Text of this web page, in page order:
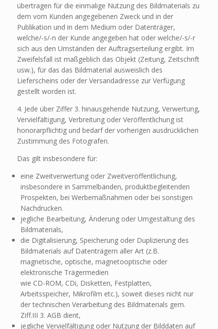
übertragen für die einmalige Nutzung des Bildmaterials zu
dem vom Kunden angegebenen Zweck und in der
Publikation und in dem Medium oder Datenträger,
welche/-s/-n der Kunde angegeben hat oder welche/-s/-r
sich aus den Umständen der Auftragserteilung ergibt. Im
Zweifelsfall ist maßgeblich das Objekt (Zeitung, Zeitschrift
usw.), für das das Bildmaterial ausweislich des
Lieferscheins oder der Versandadresse zur Verfügung
gestellt worden ist.
4. Jede über Ziffer 3. hinausgehende Nutzung, Verwertung,
Vervielfältigung, Verbreitung oder Veröffentlichung ist
honorarpflichtig und bedarf der vorherigen ausdrücklichen
Zustimmung des Fotografen.
Das gilt insbesondere für:
eine Zweitverwertung oder Zweitveröffentlichung,
insbesondere in Sammelbänden, produktbegleitenden
Prospekten, bei Werbemaßnahmen oder bei sonstigen
Nachdrucken.
jegliche Bearbeitung, Änderung oder Umgestaltung des
Bildmaterials,
die Digitalisierung, Speicherung oder Duplizierung des
Bildmaterials auf Datenträgern aller Art (z.B.
magnetische, optische, magnetooptische oder
elektronische Trägermedien
wie CD-ROM, CDi, Disketten, Festplatten,
Arbeitsspeicher, Mikrofilm etc.), soweit dieses nicht nur
der technischen Verarbeitung des Bildmaterials gem.
Ziff.III 3. AGB dient,
jegliche Vervielfältigung oder Nutzung der Bilddaten auf